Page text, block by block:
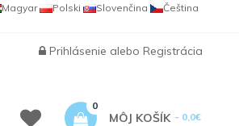
Čeština
Slovenčina
Polski
Magyar
Prihlásenie alebo Registrácia
MÔJ KOŠÍK
0
- 0,0€